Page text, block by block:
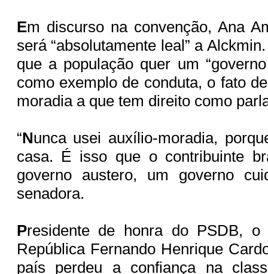
Em discurso na convenção, Ana
será “absolutamente leal” a
que a população quer um
como exemplo de conduta, o fato
moradia a que tem direito como
“Nunca usei auxílio-moradia,
casa. É isso que o contribuinte
governo austero, um governo
senadora.
Presidente de honra do PSDB, o
República Fernando Henrique
país perdeu a confiança na